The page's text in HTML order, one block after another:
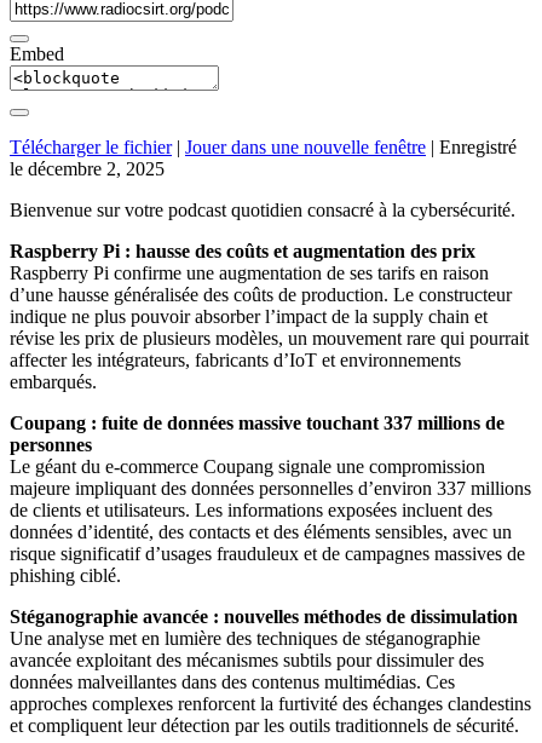
Embed
Télécharger le fichier| Jouer dans une nouvelle fenêtre | Enregistré
le décembre 2, 2025
Bienvenue sur votre podcast quotidien consacré à la cybersécurité.
Raspberry Pi : hausse des coûts et augmentation des prix
Raspberry Pi confirme une augmentation de ses tarifs en raison
d’une hausse généralisée des coûts de production. Le constructeur
indique ne plus pouvoir absorber l’impact de la supply chain et
révise les prix de plusieurs modèles, un mouvement rare qui pourrait
affecter les intégrateurs, fabricants d’IoT et environnements
embarqués.
Coupang : fuite de données massive touchant 337 millions de
personnes
Le géant du e-commerce Coupang signale une compromission
majeure impliquant des données personnelles d’environ 337 millions
de clients et utilisateurs. Les informations exposées incluent des
données d’identité, des contacts et des éléments sensibles, avec un
risque significatif d’usages frauduleux et de campagnes massives de
phishing ciblé.
Stéganographie avancée : nouvelles méthodes de dissimulation
Une analyse met en lumière des techniques de stéganographie
avancée exploitant des mécanismes subtils pour dissimuler des
données malveillantes dans des contenus multimédias. Ces
approches complexes renforcent la furtivité des échanges clandestins
et compliquent leur détection par les outils traditionnels de sécurité.